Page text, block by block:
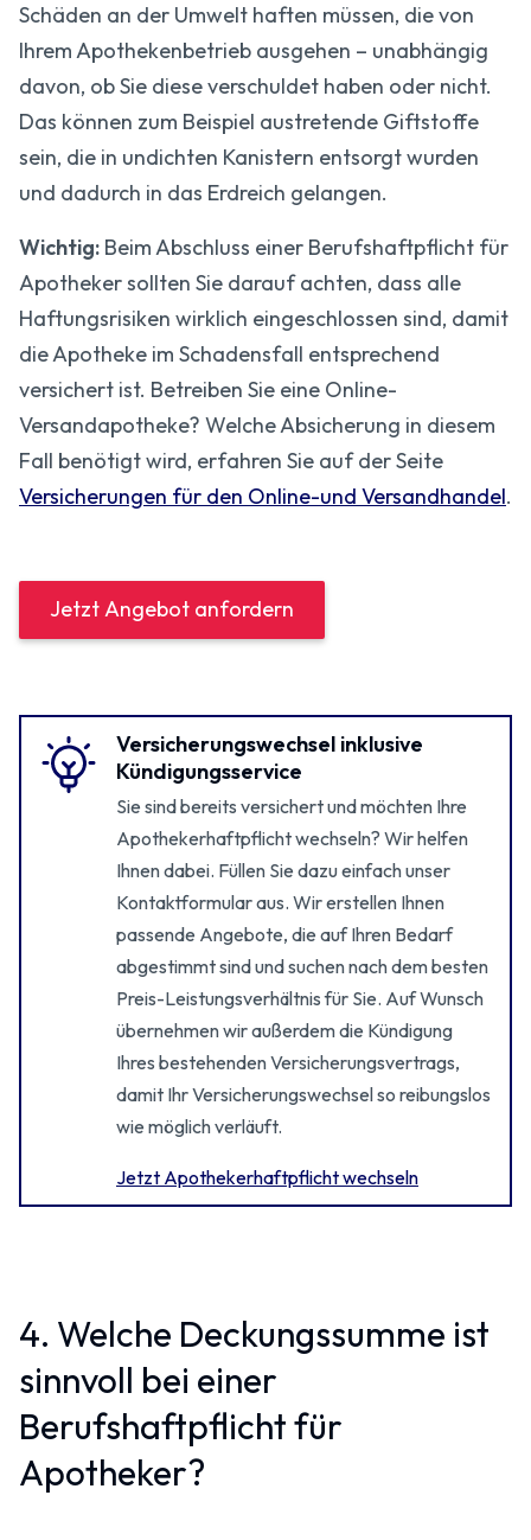
Schäden an der Umwelt haften müssen, die von
Ihrem Apothekenbetrieb ausgehen – unabhängig
davon, ob Sie diese verschuldet haben oder nicht.
Das können zum Beispiel austretende Giftstoffe
sein, die in undichten Kanistern entsorgt wurden
und dadurch in das Erdreich gelangen.
Wichtig: Beim Abschluss einer Berufshaftpflicht für
Apotheker sollten Sie darauf achten, dass alle
Haftungsrisiken wirklich eingeschlossen sind, damit
die Apotheke im Schadensfall entsprechend
versichert ist. Betreiben Sie eine Online-
Versandapotheke? Welche Absicherung in diesem
Fall benötigt wird, erfahren Sie auf der Seite
Versicherungen für den Online-und Versandhandel.
Jetzt Angebot anfordern
Versicherungswechsel inklusive
Kündigungsservice
Sie sind bereits versichert und möchten Ihre
Apothekerhaftpflicht wechseln? Wir helfen
Ihnen dabei. Füllen Sie dazu einfach unser
Kontaktformular aus. Wir erstellen Ihnen
passende Angebote, die auf Ihren Bedarf
abgestimmt sind und suchen nach dem besten
Preis-Leistungsverhältnis für Sie. Auf Wunsch
übernehmen wir außerdem die Kündigung
Ihres bestehenden Versicherungsvertrags,
damit Ihr Versicherungswechsel so reibungslos
wie möglich verläuft.
Jetzt Apothekerhaftpflicht wechseln
4. Welche Deckungssumme ist
sinnvoll bei einer
Berufshaftpflicht für
Apotheker?